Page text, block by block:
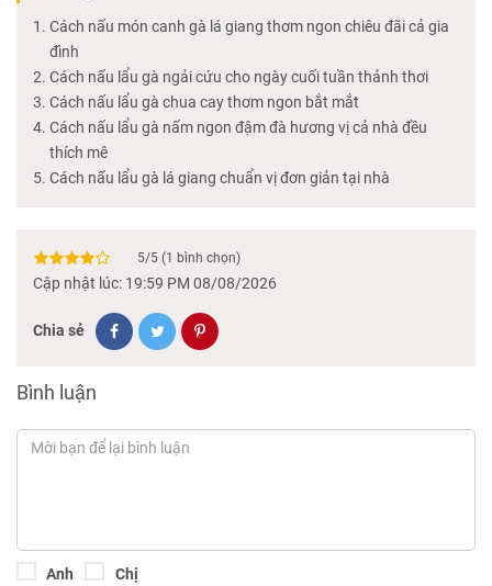
Cách nấu món canh gà lá giang thơm ngon chiêu đãi cả gia
đình
Cách nấu lẩu gà ngải cứu cho ngày cuối tuần thảnh thơi
Cách nấu lẩu gà chua cay thơm ngon bắt mắt
Cách nấu lẩu gà nấm ngon đậm đà hương vị cả nhà đều
thích mê
Cách nấu lẩu gà lá giang chuẩn vị đơn giản tại nhà
5/5 (1 bình chọn)
Cập nhật lúc: 19:59 PM 08/08/2026
Chia sẻ
Bình luận
Anh Chị